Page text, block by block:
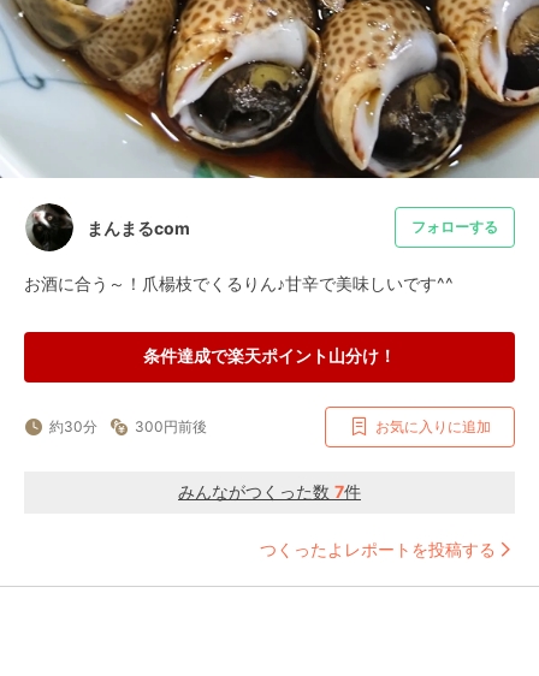
まんまるcom フォローする
お酒に合う～！爪楊枝でくるりん♪甘辛で美味しいです^^
条件達成で楽天ポイント山分け！
約30分 300円前後 お気に入りに追加
みんながつくった数 7件
つくったよレポートを投稿する